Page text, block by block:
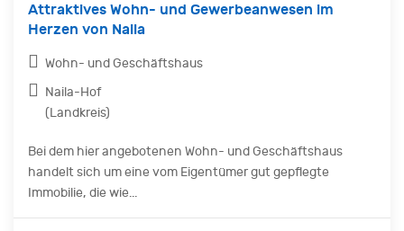
Attraktives Wohn- und Gewerbeanwesen im
Herzen von Naila
Wohn- und Geschäftshaus
Naila-Hof
(Landkreis)
Bei dem hier angebotenen Wohn- und Geschäftshaus
handelt sich um eine vom Eigentümer gut gepflegte
Immobilie, die wie...